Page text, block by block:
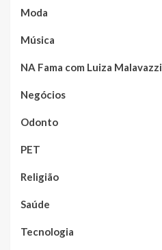
Moda
Música
NA Fama com Luiza Malavazzi
Negócios
Odonto
PET
Religião
Saúde
Tecnologia